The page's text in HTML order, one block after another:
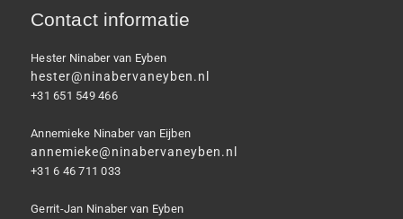
Contact informatie
Hester Ninaber van Eyben
hester@ninabervaneyben.nl
+31 651 549 466
Annemieke Ninaber van Eijben
annemieke@ninabervaneyben.nl
+31 6 46 711 033
Gerrit-Jan Ninaber van Eyben